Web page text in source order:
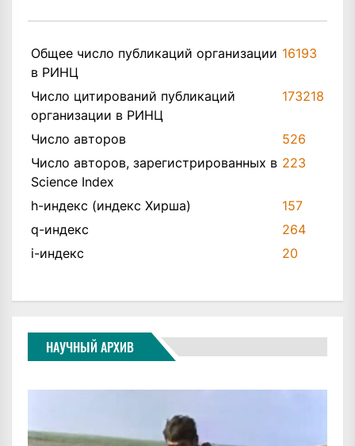
Общее число публикаций организации
в РИНЦ
16193
Число цитирований публикаций
организации в РИНЦ
173218
Число авторов
526
Число авторов, зарегистрированных в
Science Index
223
h-индекс (индекс Хирша)
157
q-индекс
264
i-индекс
20
НАУЧНЫЙ АРХИВ